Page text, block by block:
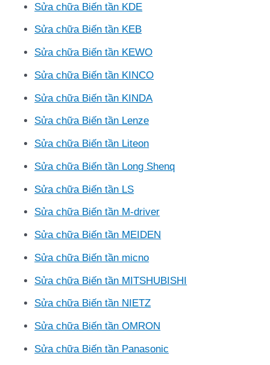
Sửa chữa Biến tần KDE
Sửa chữa Biến tần KEB
Sửa chữa Biến tần KEWO
Sửa chữa Biến tần KINCO
Sửa chữa Biến tần KINDA
Sửa chữa Biến tần Lenze
Sửa chữa Biến tần Liteon
Sửa chữa Biến tần Long Shenq
Sửa chữa Biến tần LS
Sửa chữa Biến tần M-driver
Sửa chữa Biến tần MEIDEN
Sửa chữa Biến tần micno
Sửa chữa Biến tần MITSHUBISHI
Sửa chữa Biến tần NIETZ
Sửa chữa Biến tần OMRON
Sửa chữa Biến tần Panasonic